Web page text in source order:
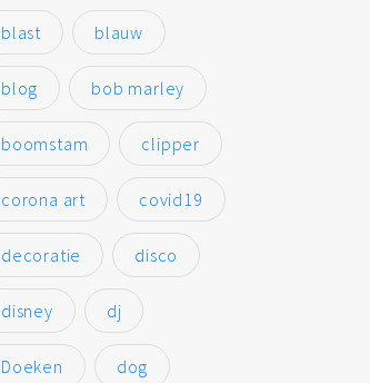
blast blauw
blog bob marley
boomstam clipper
corona art covid19
decoratie disco
disney dj
Doeken dog